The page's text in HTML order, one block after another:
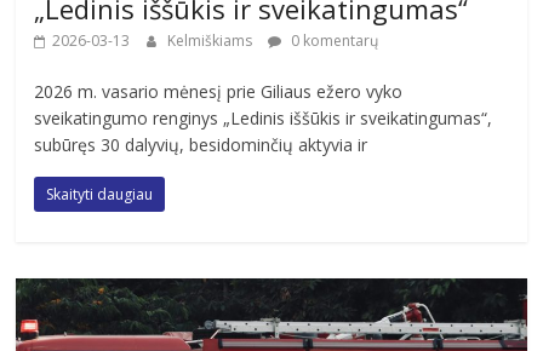
„Ledinis iššūkis ir sveikatingumas“
2026-03-13 Kelmiškiams 0 komentarų
2026 m. vasario mėnesį prie Giliaus ežero vyko
sveikatingumo renginys „Ledinis iššūkis ir sveikatingumas“,
subūręs 30 dalyvių, besidominčių aktyvia ir
Skaityti daugiau